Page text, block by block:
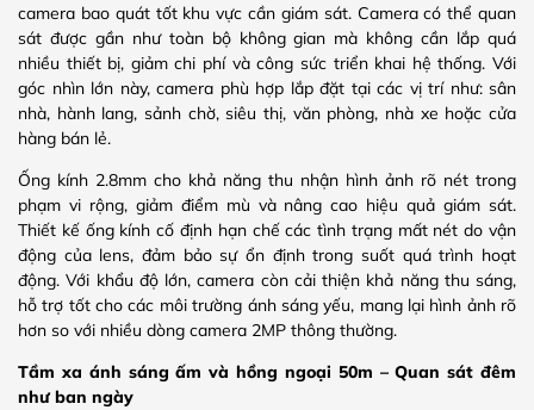
camera bao quát tốt khu vực cần giám sát. Camera có thể quan
sát được gần như toàn bộ không gian mà không cần lắp quá
nhiều thiết bị, giảm chi phí và công sức triển khai hệ thống. Với
góc nhìn lớn này, camera phù hợp lắp đặt tại các vị trí như: sân
nhà, hành lang, sảnh chờ, siêu thị, văn phòng, nhà xe hoặc cửa
hàng bán lẻ.
Ống kính 2.8mm cho khả năng thu nhận hình ảnh rõ nét trong
phạm vi rộng, giảm điểm mù và nâng cao hiệu quả giám sát.
Thiết kế ống kính cố định hạn chế các tình trạng mất nét do vận
động của lens, đảm bảo sự ổn định trong suốt quá trình hoạt
động. Với khẩu độ lớn, camera còn cải thiện khả năng thu sáng,
hỗ trợ tốt cho các môi trường ánh sáng yếu, mang lại hình ảnh rõ
hơn so với nhiều dòng camera 2MP thông thường.
Tầm xa ánh sáng ấm và hồng ngoại 50m – Quan sát đêm
như ban ngày